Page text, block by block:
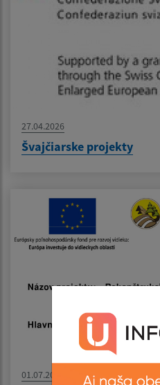
27.04.2026
Švajčiarske projekty
01.07.2026